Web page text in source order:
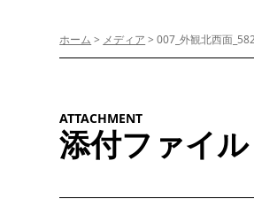
ホーム > メディア >007_外観北西面
ATTACHMENT
添付ファイル